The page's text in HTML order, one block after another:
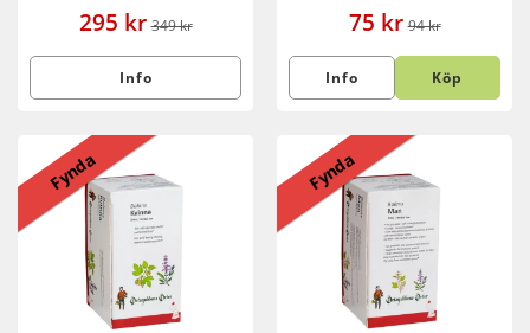
295 kr 349 kr
Info
75 kr 94 kr
Info Köp
Fynda Fynda